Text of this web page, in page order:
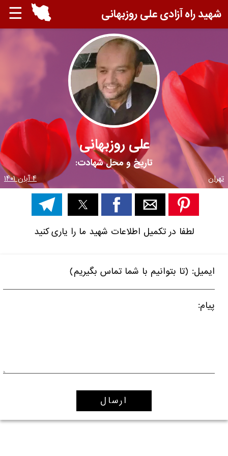
☰ شهید راه آزادی علی روزبهانی
علی روزبهانی
تاریخ و محل شهادت:
تهران ۴ آبان ۱۴۰۱
لطفا در تکمیل اطلاعات شهید ما را یاری کنید
ایمیل: (تا بتوانیم با شما تماس بگیریم)
پیام: